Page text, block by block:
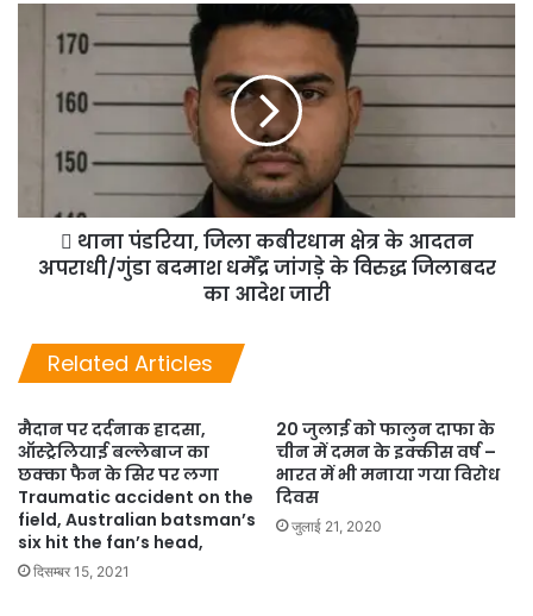
 थाना पंडरिया, जिला कबीरधाम क्षेत्र के आदतन
अपराधी/गुंडा बदमाश धर्मेंद्र जांगड़े के विरुद्ध जिलाबदर
का आदेश जारी
Related Articles
मैदान पर दर्दनाक हादसा,
ऑस्‍ट्रेलियाई बल्‍लेबाज का
छक्‍का फैन के सिर पर लगा
Traumatic accident on the
field, Australian batsman’s
six hit the fan’s head,
दिसम्बर 15, 2021
20 जुलाई को फालुन दाफा के
चीन में दमन के इक्कीस वर्ष –
भारत में भी मनाया गया विरोध
दिवस
जुलाई 21, 2020